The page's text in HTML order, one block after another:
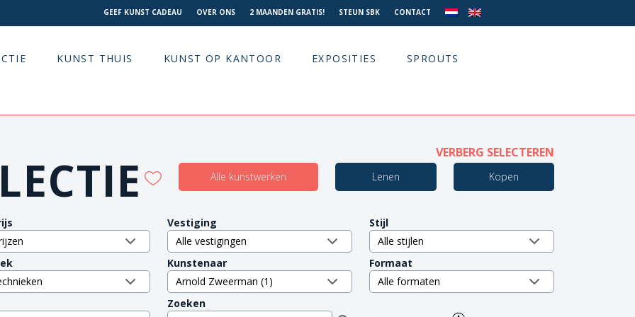
GEEF KUNST CADEAU OVER ONS 2 MAANDEN GRATIS! STEUN SBK CONTACT
KUNST THUIS KUNST OP KANTOOR EXPOSITIES SPROUTS
VERBERG SELECTEREN
Alle kunstwerken Lenen Kopen
Vestiging Stijl
Kunstenaar Formaat
Zoeken